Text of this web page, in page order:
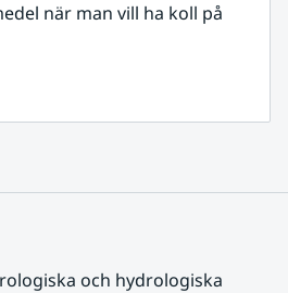
när man vill ha koll på
och hydrologiska